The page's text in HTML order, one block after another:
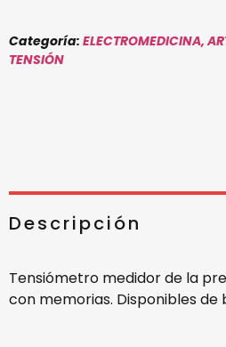
Categoría: ELECTROMEDICINA,
TENSIÓN
Descripción
Tensiómetro medidor de la
con memorias. Disponibles de